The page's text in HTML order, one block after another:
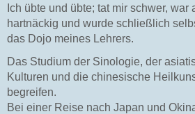
Ich übte und übte; tat mir schwer, war
hartnäckig und wurde schließlich
das Dojo meines Lehrers.
Das Studium der Sinologie, der
Kulturen und die chinesische
begreifen.
Bei einer Reise nach Japan und